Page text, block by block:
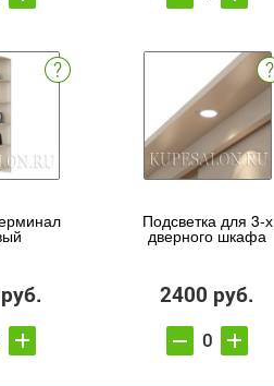
Подсветка для 3-х
дверного шкафа
2400 руб.